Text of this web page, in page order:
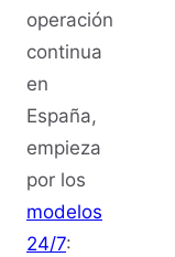
operación
continua
en
España,
empieza
por los
modelos
24/7: